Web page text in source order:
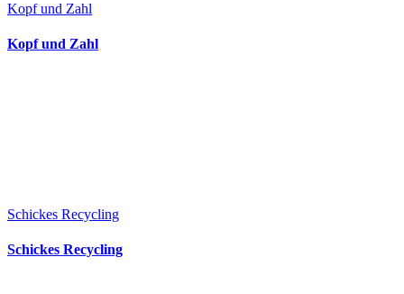
Kopf und Zahl
Kopf und Zahl
Schickes Recycling
Schickes Recycling